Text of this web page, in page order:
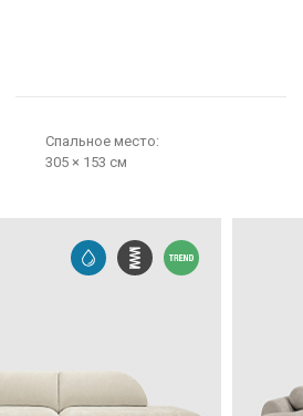
Cпальное место:
305 × 153 см